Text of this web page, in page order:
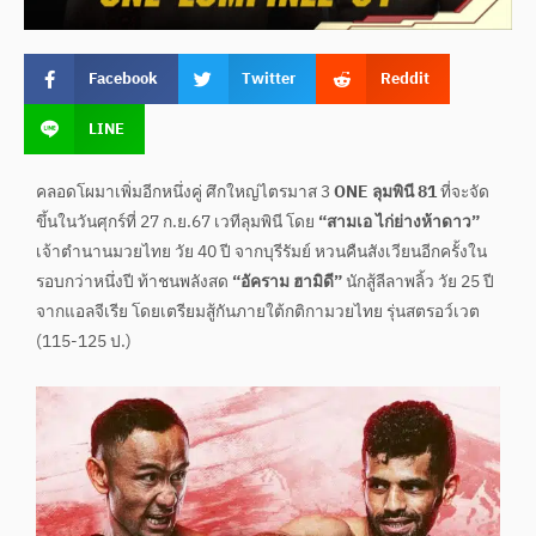
Facebook Twitter
Reddit
LINE
คลอดโผมาเพิ่มอีกหนึ่งคู่ ศึกใหญ่ไตรมาส 3ONE ลุมพินี 81ที่จะจัด
ขึ้นในวันศุกร์ที่ 27 ก.ย.67 เวทีลุมพินี โดย “สามเอ ไก่ย่างห้าดาว”
เจ้าตำนานมวยไทย วัย 40 ปี จากบุรีรัมย์ หวนคืนสังเวียนอีกครั้งใน
รอบกว่าหนึ่งปี ท้าชนพลังสด “อัคราม ฮามิดี”นักสู้ลีลาพลิ้ว วัย 25 ปี
จากแอลจีเรีย โดยเตรียมสู้กันภายใต้กติกามวยไทย รุ่นสตรอว์เวต
(115-125 ป.)